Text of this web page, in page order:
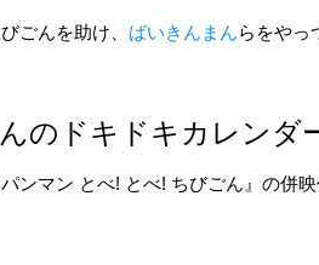
ごんを助け、 ばいきんまんらをやっ
のドキドキカレンダ
ンマン とべ! とべ! ちびごん』の併